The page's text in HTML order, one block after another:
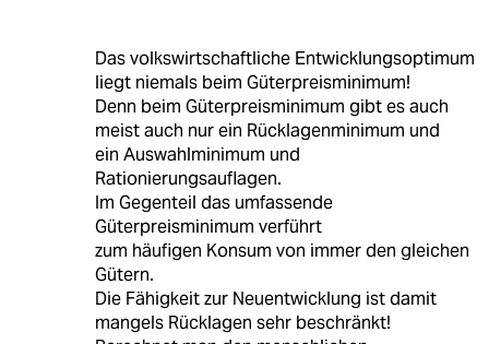
Das volkswirtschaftliche Entwicklungsoptimum
liegt niemals beim Güterpreisminimum!
Denn beim Güterpreisminimum gibt es auch
meist auch nur ein Rücklagenminimum und
ein Auswahlminimum und
Rationierungsauflagen.
Im Gegenteil das umfassende
Güterpreisminimum verführt
zum häufigen Konsum von immer den gleichen
Gütern.
Die Fähigkeit zur Neuentwicklung ist damit
mangels Rücklagen sehr beschränkt!